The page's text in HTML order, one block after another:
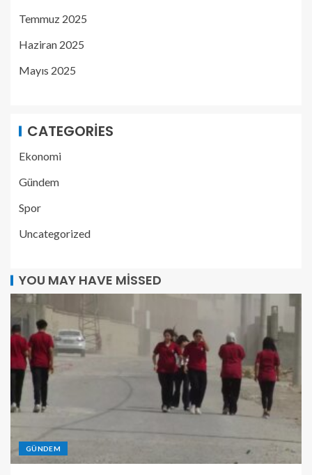
Temmuz 2025
Haziran 2025
Mayıs 2025
CATEGORIES
Ekonomi
Gündem
Spor
Uncategorized
YOU MAY HAVE MISSED
GÜNDEM